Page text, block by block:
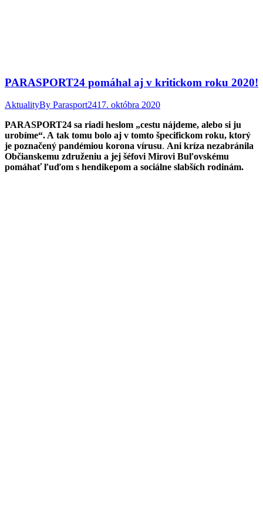
PARASPORT24 pomáhal aj v kritickom roku 2020!
AktualityBy Parasport2417. októbra 2020
PARASPORT24 sa riadi heslom „cestu nájdeme, alebo si ju
urobíme“. A tak tomu bolo aj v tomto špecifickom roku, ktorý
je poznačený pandémiou korona vírusu. Ani kríza nezabránila
Občianskemu združeniu a jej šéfovi Mirovi Buľovskému
pomáhať ľuďom s hendikepom a sociálne slabších rodinám.